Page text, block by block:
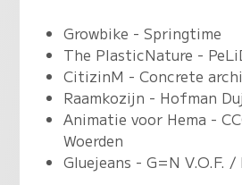
Growbike - Springtime
The PlasticNature -
CitizinM - Concrete
Raamkozijn - Hofman
Animatie voor Hema -
Woerden
Gluejeans - G=N V.O.F.